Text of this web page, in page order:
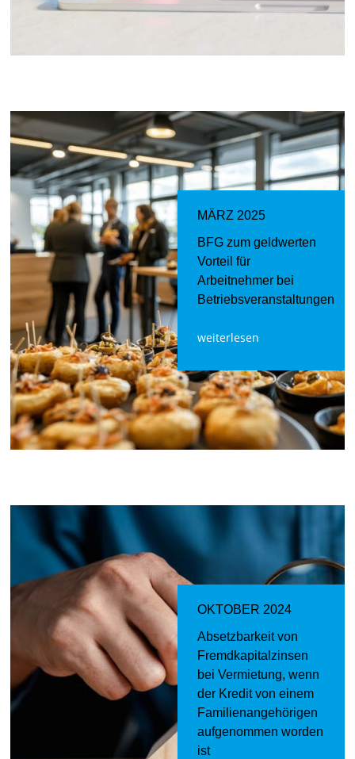
MÄRZ 2025
BFG zum geldwerten
Vorteil für
Arbeitnehmer bei
Betriebsveranstaltungen
weiterlesen
OKTOBER 2024
Absetzbarkeit von
Fremdkapitalzinsen
bei Vermietung, wenn
der Kredit von einem
Familienangehörigen
aufgenommen worden
ist